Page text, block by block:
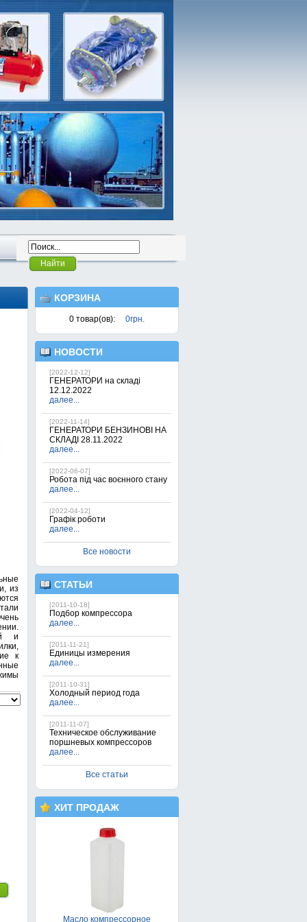
Найти
КОРЗИНА
0 товар(ов): 0грн.
НОВОСТИ
[2022-12-12]
ГЕНЕРАТОРИ на складі
12.12.2022
далее...
[2022-11-14]
ГЕНЕРАТОРИ БЕНЗИНОВІ НА
СКЛАДІ 28.11.2022
далее...
[2022-06-07]
Робота під час воєнного стану
далее...
[2022-04-12]
Графік роботи
далее...
Все новости
СТАТЬИ
[2011-10-18]
Подбор компрессора
далее...
[2011-11-21]
Единицы измерения
далее...
[2011-10-31]
Холодный период года
далее...
[2011-11-07]
Техническое обслуживание
поршневых компрессоров
далее...
Все статьи
ХИТ ПРОДАЖ
Поршневой компрессор FIAC
AB 100/360-TС
32 900грн.
поршневое
330грн.
из
и
к